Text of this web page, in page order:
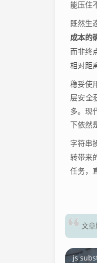
能压住
既然生
成本的
而非终
相对距
稳妥使
层安全
多。现
下依然
字符串
转带来
任务，
文章
js